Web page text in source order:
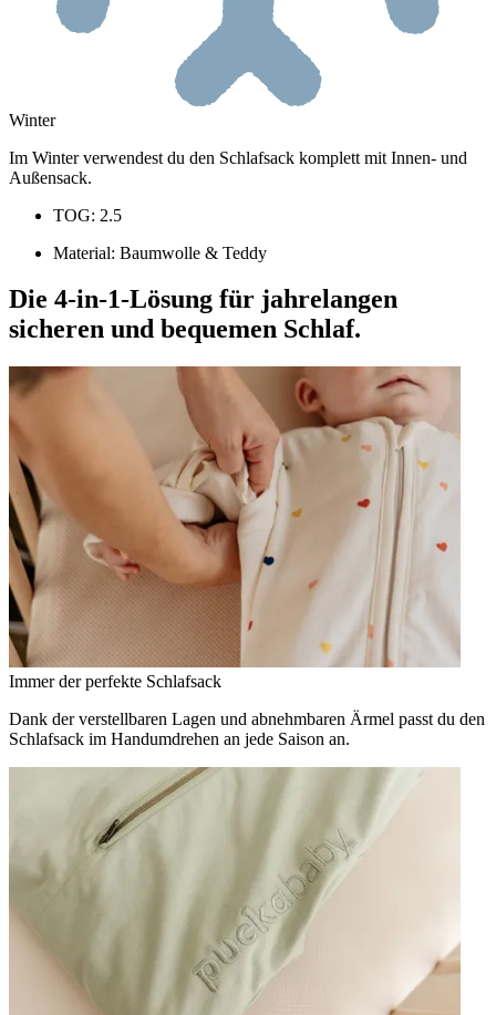
Winter
Im Winter verwendest du den Schlafsack komplett mit Innen- und
Außensack.
TOG: 2.5
Material: Baumwolle & Teddy
Die 4-in-1-Lösung für jahrelangen
sicheren und bequemen Schlaf.
Immer der perfekte Schlafsack
Dank der verstellbaren Lagen und abnehmbaren Ärmel passt du den
Schlafsack im Handumdrehen an jede Saison an.